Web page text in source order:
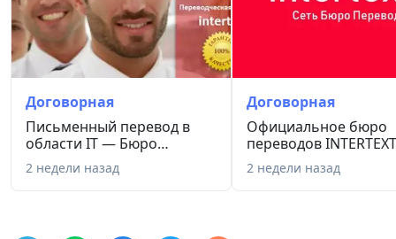
Договорная
Письменный перевод в
области IT — Бюро
переводов I...
2 недели назад
Договорная
Официальное бюро
переводов
2009 года...
2 недели назад